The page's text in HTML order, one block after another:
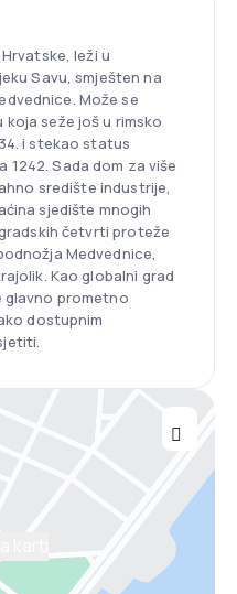
leži u
Savu, smješten na
Može se
seže još u rimsko
i stekao status
Sada dom za više
središte industrije,
sjedište mnogih
četvrti proteže
Medvednice,
Kao globalni grad
glavno prometno
dostupnim